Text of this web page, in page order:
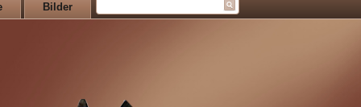
Bilder